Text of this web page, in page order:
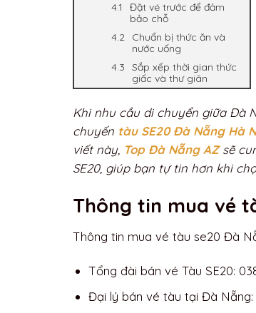
Đặt vé trước để đảm
bảo chỗ
Chuẩn bị thức ăn và
nước uống
Sắp xếp thời gian thức
giấc và thư giãn
Khi nhu cầu di chuyển giữa Đà
chuyến tàu SE20 Đà Nẵng Hà
viết này, Top Đà Nẵng AZ sẽ
SE20, giúp bạn tự tin hơn khi
Thông tin mua vé
Thông tin mua vé tàu se20 Đà
Tổng đài bán vé Tàu SE20:
Đại lý bán vé tàu tại Đà Nẵng: